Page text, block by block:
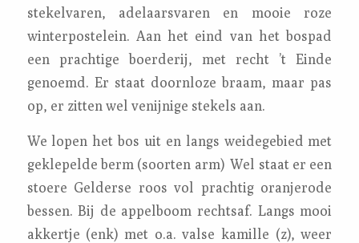
stekelvaren, adelaarsvaren en mooie roze
winterpostelein. Aan het eind van het bospad
een prachtige boerderij, met recht ’t Einde
genoemd. Er staat doornloze braam, maar pas
op, er zitten wel venijnige stekels aan.
We lopen het bos uit en langs weidegebied met
geklepelde berm (soorten arm) Wel staat er een
stoere Gelderse roos vol prachtig oranjerode
bessen. Bij de appelboom rechtsaf. Langs mooi
akkertje (enk) met o.a. valse kamille (z), weer